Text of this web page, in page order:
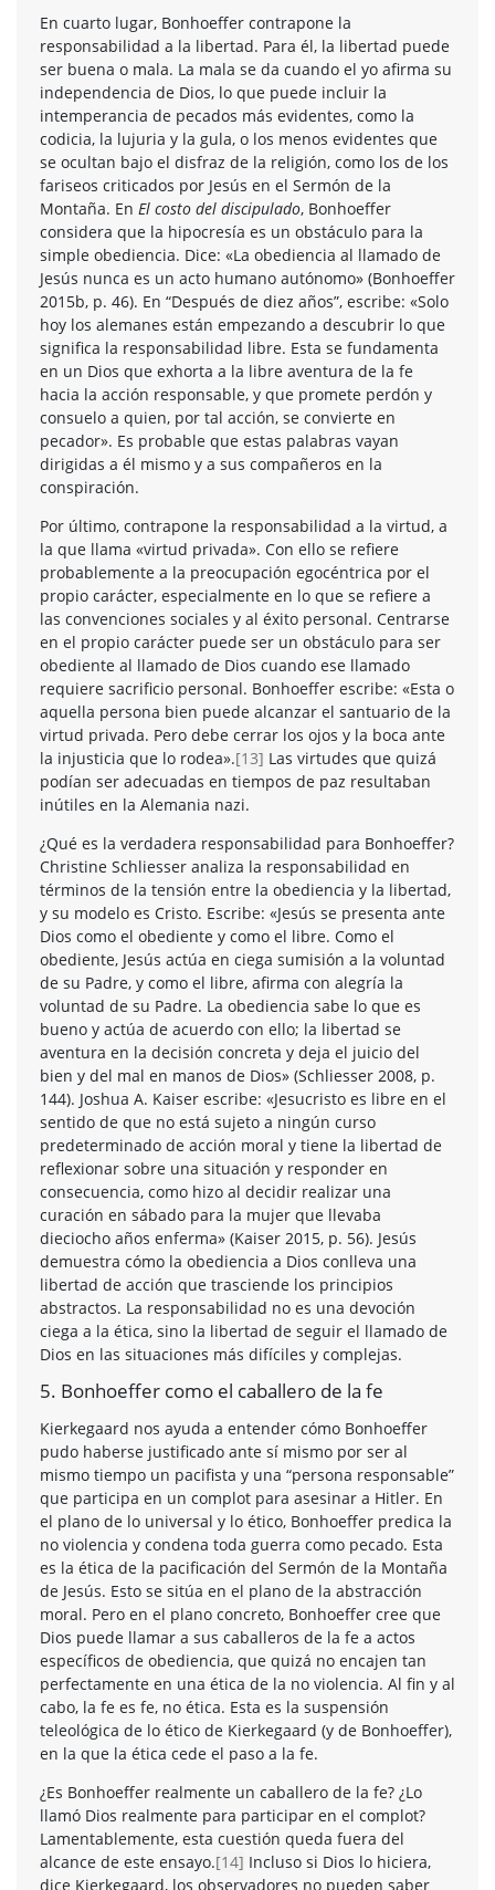
En cuarto lugar, Bonhoeffer contrapone la
responsabilidad a la libertad. Para él, la libertad puede
ser buena o mala. La mala se da cuando el yo afirma su
independencia de Dios, lo que puede incluir la
intemperancia de pecados más evidentes, como la
codicia, la lujuria y la gula, o los menos evidentes que
se ocultan bajo el disfraz de la religión, como los de los
fariseos criticados por Jesús en el Sermón de la
Montaña. En El costo del discipulado, Bonhoeffer
considera que la hipocresía es un obstáculo para la
simple obediencia. Dice: «La obediencia al llamado de
Jesús nunca es un acto humano autónomo» (Bonhoeffer
2015b, p. 46). En “Después de diez años”, escribe: «Solo
hoy los alemanes están empezando a descubrir lo que
significa la responsabilidad libre. Esta se fundamenta
en un Dios que exhorta a la libre aventura de la fe
hacia la acción responsable, y que promete perdón y
consuelo a quien, por tal acción, se convierte en
pecador». Es probable que estas palabras vayan
dirigidas a él mismo y a sus compañeros en la
conspiración.
Por último, contrapone la responsabilidad a la virtud, a
la que llama «virtud privada». Con ello se refiere
probablemente a la preocupación egocéntrica por el
propio carácter, especialmente en lo que se refiere a
las convenciones sociales y al éxito personal. Centrarse
en el propio carácter puede ser un obstáculo para ser
obediente al llamado de Dios cuando ese llamado
requiere sacrificio personal. Bonhoeffer escribe: «Esta o
aquella persona bien puede alcanzar el santuario de la
virtud privada. Pero debe cerrar los ojos y la boca ante
la injusticia que lo rodea».[13] Las virtudes que quizá
podían ser adecuadas en tiempos de paz resultaban
inútiles en la Alemania nazi.
¿Qué es la verdadera responsabilidad para Bonhoeffer?
Christine Schliesser analiza la responsabilidad en
términos de la tensión entre la obediencia y la libertad,
y su modelo es Cristo. Escribe: «Jesús se presenta ante
Dios como el obediente y como el libre. Como el
obediente, Jesús actúa en ciega sumisión a la voluntad
de su Padre, y como el libre, afirma con alegría la
voluntad de su Padre. La obediencia sabe lo que es
bueno y actúa de acuerdo con ello; la libertad se
aventura en la decisión concreta y deja el juicio del
bien y del mal en manos de Dios» (Schliesser 2008, p.
144). Joshua A. Kaiser escribe: «Jesucristo es libre en el
sentido de que no está sujeto a ningún curso
predeterminado de acción moral y tiene la libertad de
reflexionar sobre una situación y responder en
consecuencia, como hizo al decidir realizar una
curación en sábado para la mujer que llevaba
dieciocho años enferma» (Kaiser 2015, p. 56). Jesús
demuestra cómo la obediencia a Dios conlleva una
libertad de acción que trasciende los principios
abstractos. La responsabilidad no es una devoción
ciega a la ética, sino la libertad de seguir el llamado de
Dios en las situaciones más difíciles y complejas.
5. Bonhoeffer como el caballero de la fe
Kierkegaard nos ayuda a entender cómo Bonhoeffer
pudo haberse justificado ante sí mismo por ser al
mismo tiempo un pacifista y una “persona responsable”
que participa en un complot para asesinar a Hitler. En
el plano de lo universal y lo ético, Bonhoeffer predica la
no violencia y condena toda guerra como pecado. Esta
es la ética de la pacificación del Sermón de la Montaña
de Jesús. Esto se sitúa en el plano de la abstracción
moral. Pero en el plano concreto, Bonhoeffer cree que
Dios puede llamar a sus caballeros de la fe a actos
específicos de obediencia, que quizá no encajen tan
perfectamente en una ética de la no violencia. Al fin y al
cabo, la fe es fe, no ética. Esta es la suspensión
teleológica de lo ético de Kierkegaard (y de Bonhoeffer),
en la que la ética cede el paso a la fe.
¿Es Bonhoeffer realmente un caballero de la fe? ¿Lo
llamó Dios realmente para participar en el complot?
Lamentablemente, esta cuestión queda fuera del
alcance de este ensayo.[14] Incluso si Dios lo hiciera,
dice Kierkegaard, los observadores no pueden saber